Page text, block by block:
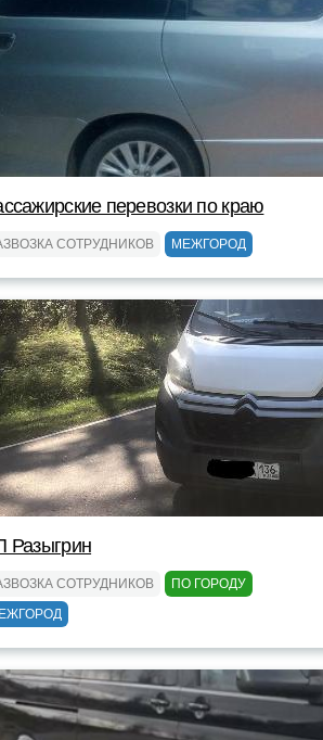
перевозки по краю
СОТРУДНИКОВ МЕЖГОРОД
Разыгрин
СОТРУДНИКОВ
ПО ГОРОДУ